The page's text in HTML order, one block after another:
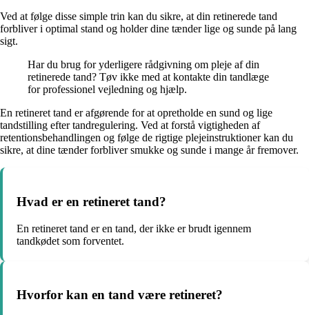
Ved at følge disse simple trin kan du sikre, at din retinerede tand
forbliver i optimal stand og holder dine tænder lige og sunde på lang
sigt.
Har du brug for yderligere rådgivning om pleje af din
retinerede tand? Tøv ikke med at kontakte din tandlæge
for professionel vejledning og hjælp.
En retineret tand er afgørende for at opretholde en sund og lige
tandstilling efter tandregulering. Ved at forstå vigtigheden af
retentionsbehandlingen og følge de rigtige plejeinstruktioner kan du
sikre, at dine tænder forbliver smukke og sunde i mange år fremover.
Hvad er en retineret tand?
En retineret tand er en tand, der ikke er brudt igennem
tandkødet som forventet.
Hvorfor kan en tand være retineret?